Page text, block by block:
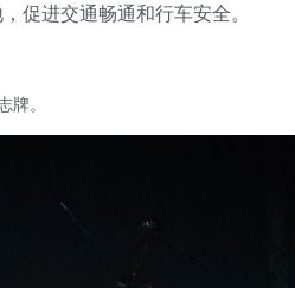
促进交通畅通和行车安全。
牌。